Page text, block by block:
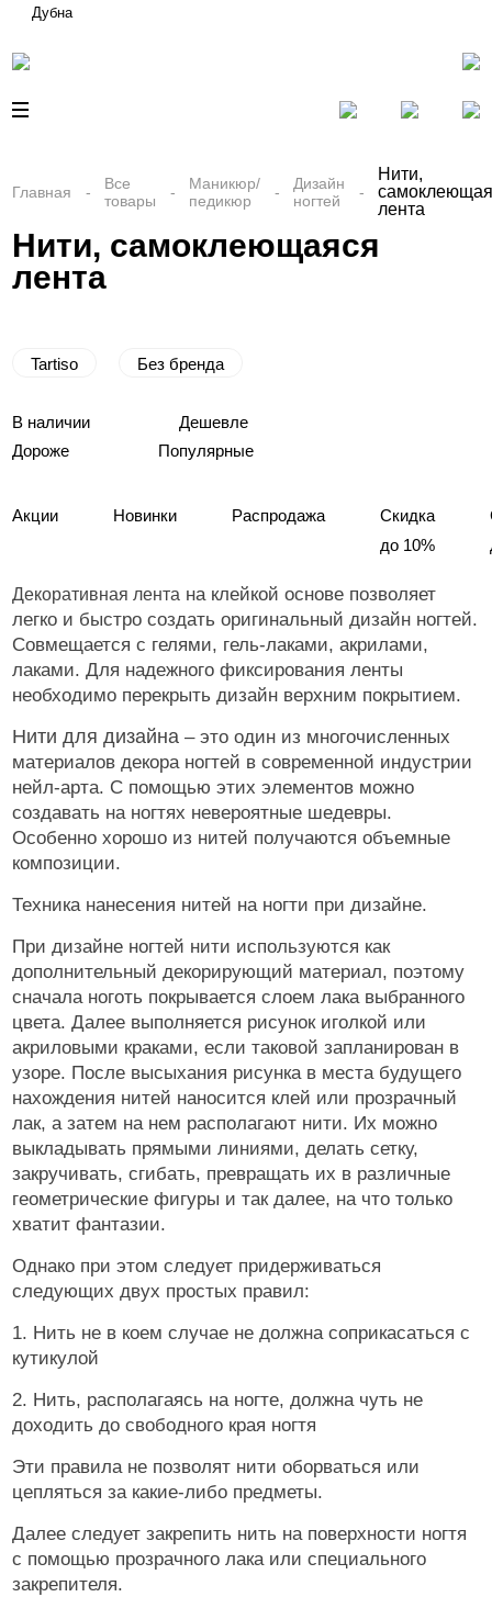
Дубна
Главная
Все
товары
Маникюр/
педикюр
Дизайн
ногтей
Нити,
лента
Нити, самоклеющаяся
лента
Tartiso Без бренда
В наличии
Дешевле
Дороже
Популярные
Акции Новинки Распродажа
Скидка
до 10%
Декоративная лента на клейкой основе позволяет
легко и быстро создать оригинальный дизайн ногтей.
Совмещается с гелями, гель-лаками, акрилами,
лаками. Для надежного фиксирования ленты
необходимо перекрыть дизайн верхним покрытием.
Нити для дизайна – это один из многочисленных
материалов декора ногтей в современной индустрии
нейл-арта. С помощью этих элементов можно
создавать на ногтях невероятные шедевры.
Особенно хорошо из нитей получаются объемные
композиции.
Техника нанесения нитей на ногти при дизайне.
При дизайне ногтей нити используются как
дополнительный декорирующий материал, поэтому
сначала ноготь покрывается слоем лака выбранного
цвета. Далее выполняется рисунок иголкой или
акриловыми краками, если таковой запланирован в
узоре. После высыхания рисунка в места будущего
нахождения нитей наносится клей или прозрачный
лак, а затем на нем располагают нити. Их можно
выкладывать прямыми линиями, делать сетку,
закручивать, сгибать, превращать их в различные
геометрические фигуры и так далее, на что только
хватит фантазии.
Однако при этом следует придерживаться
следующих двух простых правил:
1. Нить не в коем случае не должна соприкасаться с
кутикулой
2. Нить, располагаясь на ногте, должна чуть не
доходить до свободного края ногтя
Эти правила не позволят нити оборваться или
цепляться за какие-либо предметы.
Далее следует закрепить нить на поверхности ногтя
с помощью прозрачного лака или специального
закрепителя.